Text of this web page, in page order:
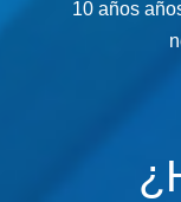
10 años